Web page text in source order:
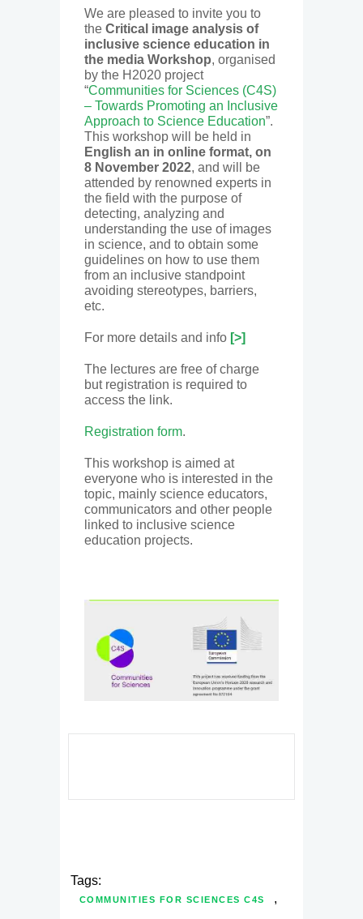
We are pleased to invite you to
the Critical image analysis of
inclusive science education in
the media Workshop, organised
by the H2020 project
“Communities for Sciences (C4S)
– Towards Promoting an Inclusive
Approach to Science Education”.
This workshop will be held in
English an in online format, on
8 November 2022, and will be
attended by renowned experts in
the field with the purpose of
detecting, analyzing and
understanding the use of images
in science, and to obtain some
guidelines on how to use them
from an inclusive standpoint
avoiding stereotypes, barriers,
etc.
For more details and info [>]
The lectures are free of charge
but registration is required to
access the link.
Registration form.
This workshop is aimed at
everyone who is interested in the
topic, mainly science educators,
communicators and other people
linked to inclusive science
education projects.
Tags:
COMMUNITIES FOR SCIENCES C4S ,